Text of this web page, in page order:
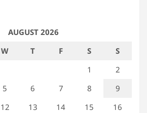
AUGUST 2026
W T F S
S
1
2
5 6 7 8
9
12 13 14 15
16